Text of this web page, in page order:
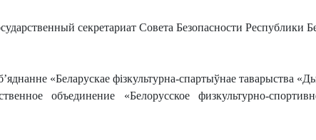
секретариат Совета Безопасности Республики
«Беларускае фізкультурна-спартыўнае таварыства
объединение «Белорусское физкультурно-